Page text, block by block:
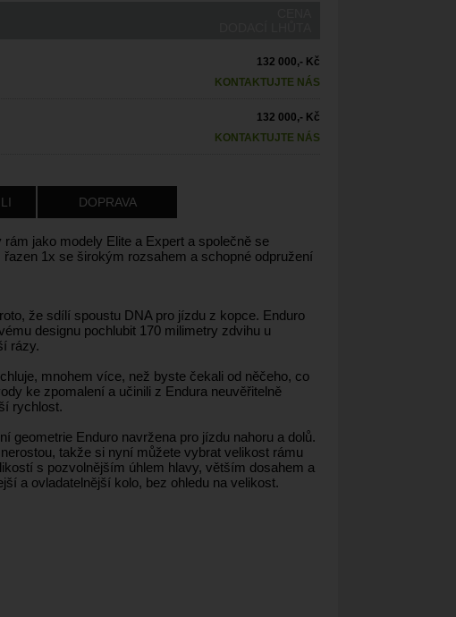
132 000,- Kč
KONTAKTUJTE NÁS
132 000,- Kč
KONTAKTUJTE NÁS
DOPRAVA
jako modely Elite a Expert a společně se
1x se širokým rozsahem a schopné odpružení
že sdílí spoustu DNA pro jízdu z kopce. Enduro
designu pochlubit 170 milimetry zdvihu u
rázy.
mnohem více, než byste čekali od něčeho, co
ke zpomalení a učinili z Endura neuvěřitelně
rychlost.
geometrie Enduro navržena pro jízdu nahoru a dolů.
takže si nyní můžete vybrat velikost rámu
s pozvolnějším úhlem hlavy, větším dosahem a
a ovladatelnější kolo, bez ohledu na velikost.